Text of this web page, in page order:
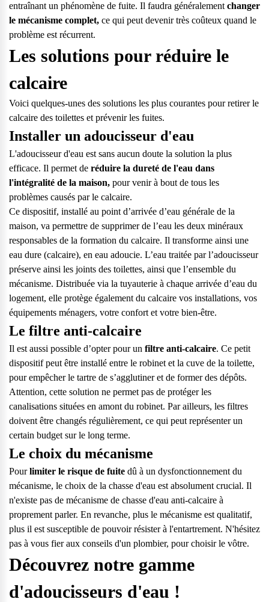
entraînant un phénomène de fuite. Il faudra généralement changer
le mécanisme complet, ce qui peut devenir très coûteux quand le
problème est récurrent.
Les solutions pour réduire le
calcaire
Voici quelques-unes des solutions les plus courantes pour retirer le
calcaire des toilettes et prévenir les fuites.
Installer un adoucisseur d'eau
L'adoucisseur d'eau est sans aucun doute la solution la plus
efficace. Il permet de réduire la dureté de l'eau dans
l'intégralité de la maison, pour venir à bout de tous les
problèmes causés par le calcaire.
Ce dispositif, installé au point d’arrivée d’eau générale de la
maison, va permettre de supprimer de l’eau les deux minéraux
responsables de la formation du calcaire. Il transforme ainsi une
eau dure (calcaire), en eau adoucie. L’eau traitée par l’adoucisseur
préserve ainsi les joints des toilettes, ainsi que l’ensemble du
mécanisme. Distribuée via la tuyauterie à chaque arrivée d’eau du
logement, elle protège également du calcaire vos installations, vos
équipements ménagers, votre confort et votre bien-être.
Le filtre anti-calcaire
Il est aussi possible d’opter pour un filtre anti-calcaire. Ce petit
dispositif peut être installé entre le robinet et la cuve de la toilette,
pour empêcher le tartre de s’agglutiner et de former des dépôts.
Attention, cette solution ne permet pas de protéger les
canalisations situées en amont du robinet. Par ailleurs, les filtres
doivent être changés régulièrement, ce qui peut représenter un
certain budget sur le long terme.
Le choix du mécanisme
Pourlimiter le risque de fuite dû à un dysfonctionnement du
mécanisme, le choix de la chasse d'eau est absolument crucial. Il
n'existe pas de mécanisme de chasse d'eau anti-calcaire à
proprement parler. En revanche, plus le mécanisme est qualitatif,
plus il est susceptible de pouvoir résister à l'entartrement. N'hésitez
pas à vous fier aux conseils d'un plombier, pour choisir le vôtre.
Découvrez notre gamme
d'adoucisseurs d'eau !